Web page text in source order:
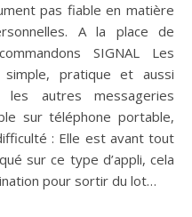
pas fiable en matière
A la place de
SIGNAL Les
pratique et aussi
autres messageries
sur téléphone portable,
: Elle est avant tout
sur ce type d’appli, cela
pour sortir du lot…